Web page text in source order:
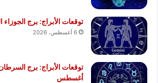
توقعات الأبراج: برج الجوزاء
6 أغسطس، 2026
أغسطس